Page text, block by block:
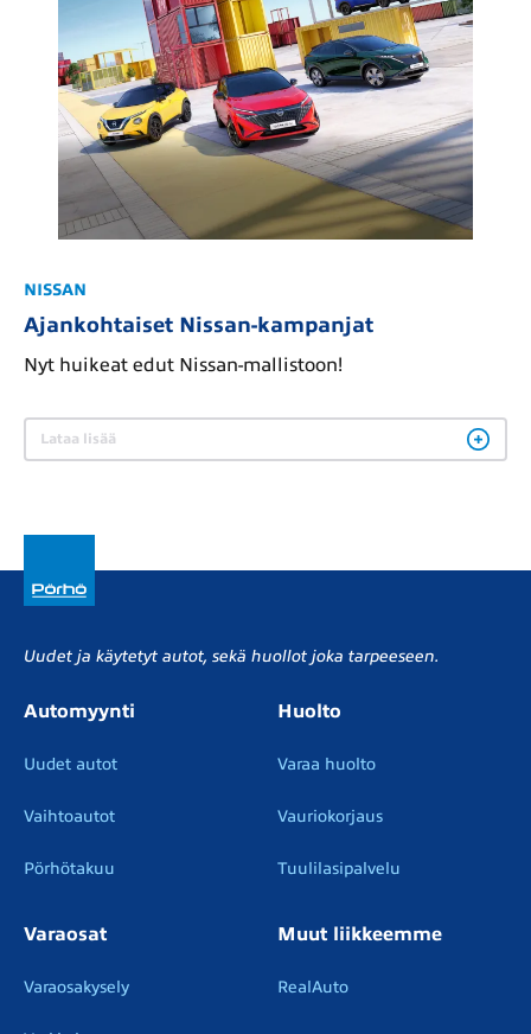
NISSAN
Ajankohtaiset Nissan-kampanjat
Nyt huikeat edut Nissan-mallistoon!
Lataa lisää
Uudet ja käytetyt autot, sekä huollot joka tarpeeseen.
Automyynti
Uudet autot
Vaihtoautot
Pörhötakuu
Huolto
Varaa huolto
Vauriokorjaus
Tuulilasipalvelu
Varaosat
Varaosakysely
Muut liikkeemme
RealAuto